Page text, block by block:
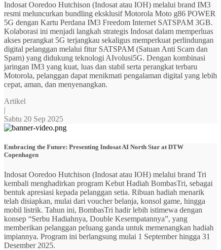
Indosat Ooredoo Hutchison (Indosat atau IOH) melalui brand IM3
resmi meluncurkan bundling eksklusif Motorola Moto g86 POWER
5G dengan Kartu Perdana IM3 Freedom Internet SATSPAM 3GB.
Kolaborasi ini menjadi langkah strategis Indosat dalam memperluas
akses perangkat 5G terjangkau sekaligus memperkuat perlindungan
digital pelanggan melalui fitur SATSPAM (Satuan Anti Scam dan
Spam) yang didukung teknologi AIvolusi5G. Dengan kombinasi
jaringan IM3 yang kuat, luas dan stabil serta perangkat terbaru
Motorola, pelanggan dapat menikmati pengalaman digital yang lebih
cepat, aman, dan menyenangkan.
Artikel
|
Sabtu 20 Sep 2025
Embracing the Future: Presenting Indosat AI North Star at DTW
Copenhagen
Indosat Ooredoo Hutchison (Indosat atau IOH) melalui brand Tri
kembali menghadirkan program Kebut Hadiah BombasTri, sebagai
bentuk apresiasi kepada pelanggan setia. Ribuan hadiah menarik
telah disiapkan, mulai dari voucher belanja, konsol game, hingga
mobil listrik. Tahun ini, BombasTri hadir lebih istimewa dengan
konsep “Serbu Hadiahnya, Double Kesempatannya”, yang
memberikan pelanggan peluang ganda untuk memenangkan hadiah
impiannya. Program ini berlangsung mulai 1 September hingga 31
Desember 2025.